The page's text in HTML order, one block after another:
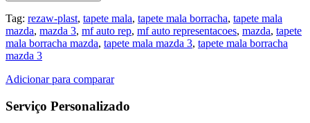
Tag: rezaw-plast, tapete mala, tapete mala borracha, tapete mala
mazda, mazda 3, mf auto rep, mf auto representacoes, mazda, tapete
mala borracha mazda, tapete mala mazda 3, tapete mala borracha
mazda 3
Adicionar para comparar
Serviço Personalizado